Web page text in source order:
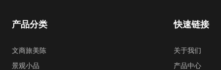
快速链接
关于我们
产品中心
产品分类
文商旅美陈
景观小品